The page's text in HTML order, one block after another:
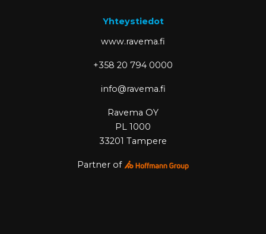
Yhteystiedot
www.ravema.fi
+358 20 794 0000
info@ravema.fi
Ravema OY
PL 1000
33201 Tampere
Partner of